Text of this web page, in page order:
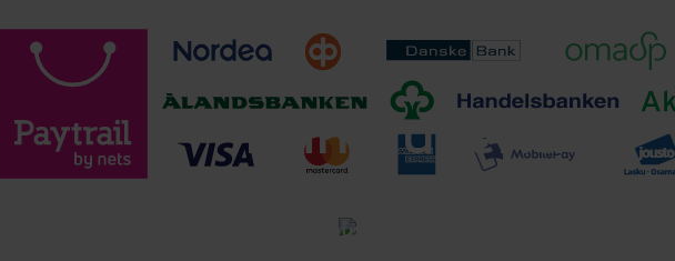
Toimitusehdot
Tutustu toimitusehtoihin